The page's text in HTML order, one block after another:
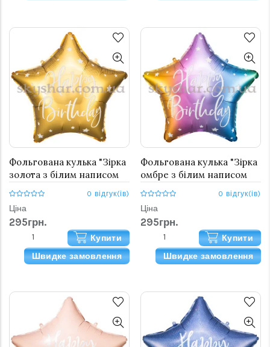
Фольгована кулька "Зірка
золота з білим написом
Happy Birthday"
0 відгук(ів)
Ціна
295грн.
Купити
Швидке замовлення
Фольгована кулька "Зірка
омбре з білим написом
Happy Birthday"
0 відгук(ів)
Ціна
295грн.
Купити
Швидке замовлення